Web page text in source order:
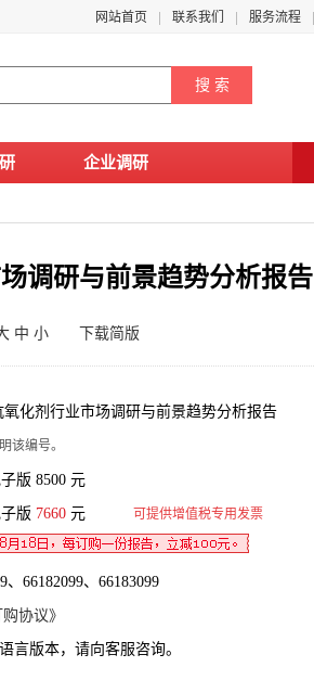
网站首页 联系我们 服务流程
企业调研
调研与前景趋势分析报告
中 小 下载简版
氧化剂行业市场调研与前景趋势分析报告
该编号。
版 8500 元
版 7660 元 可提供增值税专用发票
、66182099、66183099
协议》
言版本，请向客服咨询。